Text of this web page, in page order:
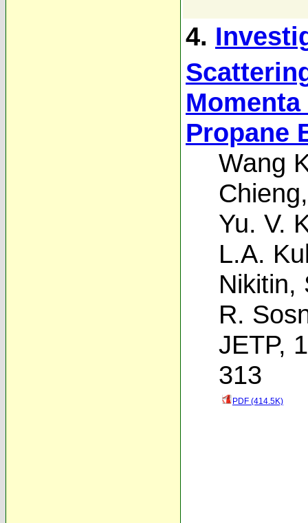
4.
Propane
Wang
Chieng
Yu. V.
L.A.
Nikitin,
R.
JETP,
313
PDF (414.5K)